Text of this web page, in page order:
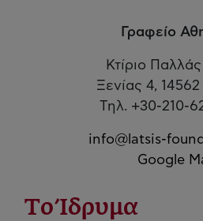
Γραφείο
Κτίριο
Ξενίας 4,
Τηλ. +30-210-
info@latsis-
Google
Το Ίδρυμα